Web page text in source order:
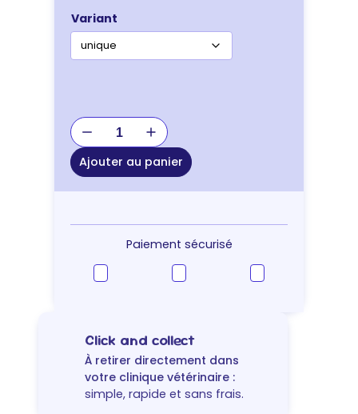
Variant
quantité
de
JOUET
CHAT
SOURIS
X2
Ajouter au panier
Paiement sécurisé
Click and collect
À retirer directement dans
votre clinique vétérinaire :
simple, rapide et sans frais.